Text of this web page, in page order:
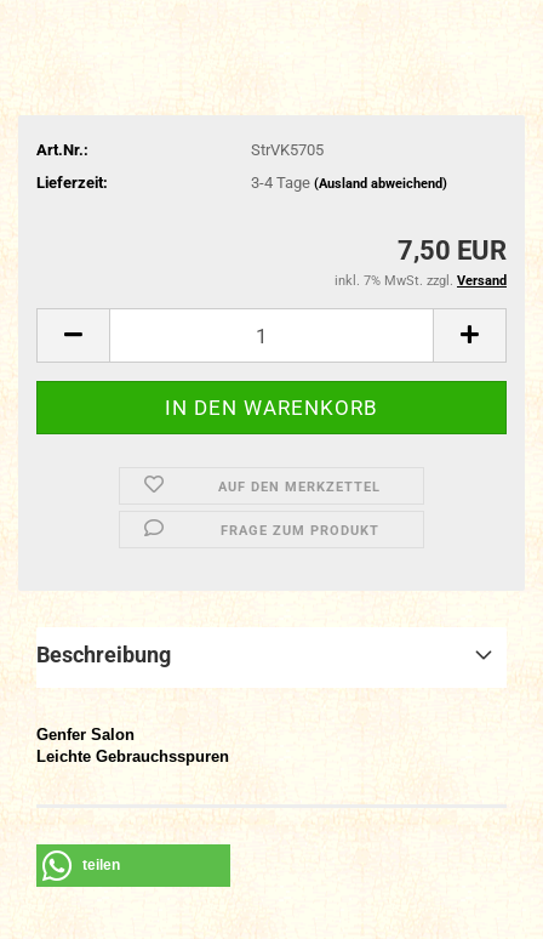
Art.Nr.:
StrVK5705
Lieferzeit:
3-4 Tage (Ausland abweichend)
7,50 EUR
inkl. 7% MwSt. zzgl. Versand
AUF DEN MERKZETTEL
FRAGE ZUM PRODUKT
Beschreibung
Genfer Salon
Leichte Gebrauchsspuren
teilen